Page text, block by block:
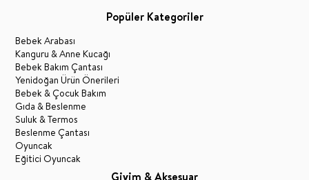
Popüler Kategoriler
Bebek Arabası
Kanguru & Anne Kucağı
Bebek Bakım Çantası
Yenidoğan Ürün Önerileri
Bebek & Çocuk Bakım
Gıda & Beslenme
Suluk & Termos
Beslenme Çantası
Oyuncak
Eğitici Oyuncak
Giyim & Aksesuar